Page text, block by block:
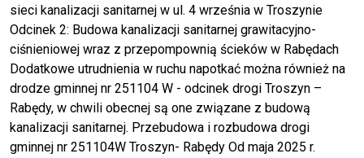
sieci kanalizacji sanitarnej w ul. 4 września w Troszynie
Odcinek 2: Budowa kanalizacji sanitarnej grawitacyjno-
ciśnieniowej wraz z przepompownią ścieków w Rabędach
Dodatkowe utrudnienia w ruchu napotkać można również na
drodze gminnej nr 251104 W - odcinek drogi Troszyn –
Rabędy, w chwili obecnej są one związane z budową
kanalizacji sanitarnej. Przebudowa i rozbudowa drogi
gminnej nr 251104W Troszyn- Rabędy Od maja 2025 r.